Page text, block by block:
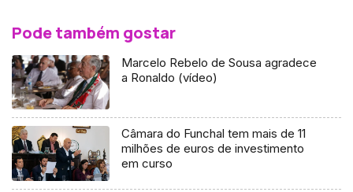
Pode também gostar
Marcelo Rebelo de Sousa agradece
a Ronaldo (vídeo)
Câmara do Funchal tem mais de 11
milhões de euros de investimento
em curso